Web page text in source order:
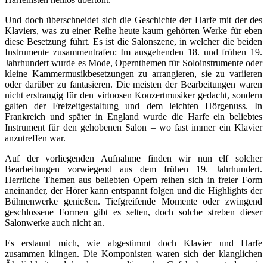
Und doch überschneidet sich die Geschichte der Harfe mit der des
Klaviers, was zu einer Reihe heute kaum gehörten Werke für eben
diese Besetzung führt. Es ist die Salonszene, in welcher die beiden
Instrumente zusammentrafen: Im ausgehenden 18. und frühen 19.
Jahrhundert wurde es Mode, Opernthemen für Soloinstrumente oder
kleine Kammermusikbesetzungen zu arrangieren, sie zu variieren
oder darüber zu fantasieren. Die meisten der Bearbeitungen waren
nicht erstrangig für den virtuosen Konzertmusiker gedacht, sondern
galten der Freizeitgestaltung und dem leichten Hörgenuss. In
Frankreich und später in England wurde die Harfe ein beliebtes
Instrument für den gehobenen Salon – wo fast immer ein Klavier
anzutreffen war.
Auf der vorliegenden Aufnahme finden wir nun elf solcher
Bearbeitungen vorwiegend aus dem frühen 19. Jahrhundert.
Herrliche Themen aus beliebten Opern reihen sich in freier Form
aneinander, der Hörer kann entspannt folgen und die Highlights der
Bühnenwerke genießen. Tiefgreifende Momente oder zwingend
geschlossene Formen gibt es selten, doch solche streben dieser
Salonwerke auch nicht an.
Es erstaunt mich, wie abgestimmt doch Klavier und Harfe
zusammen klingen. Die Komponisten waren sich der klanglichen